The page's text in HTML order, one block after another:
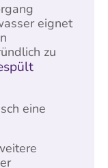
eignet
zu
eine